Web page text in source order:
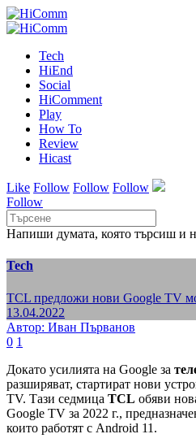
Tech
HiEnd
Social
HiComment
Play
How To
Review
Hicast
Like Follow Follow Follow
Follow
Напиши думата, която търсиш и
Tech
TCL предложи нови Google TV
13.04.2022
Автор: Иван Първанов
0 1
Докато усилията на Google за
разширяват, стартират нови
TV. Тази седмица TCL обяви
Google TV за 2022 г.,
които работят с Android 11.